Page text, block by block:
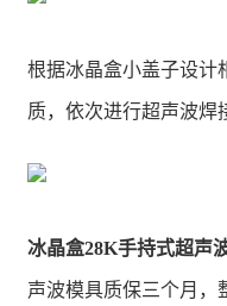
根据冰晶盒小盖子设计
质，依次进行超声波焊
冰晶盒28K手持式超声
声波模具质保三个月，